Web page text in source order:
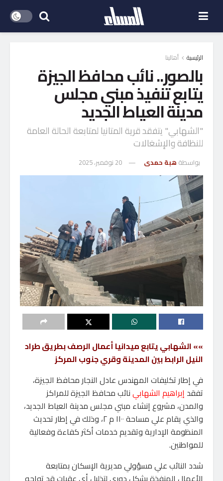
الرئيسية أهالينا
بالصور.. نائب محافظ الجيزة
يتابع تنفيذ مبني مجلس
مدينة العياط الجديد
"الشهابي" يتفقد قرية المتانيا لمتابعة الحالة العامة
للنظافة والإشغالات
بواسطة هبة حمدى 20 نوفمبر، 2025
»» الشهابي يتابع ميدانيا أعمال الرصف بطريق طراد
النيل الرابط بين المدينة وقري جنوب المركز
في إطار تكليفات المهندس عادل النجار محافظ الجيزة،
تفقد إبراهيم الشهابينائب محافظ الجيزة للمراكز
والمدن، مشروع إنشاء مبني مجلس مدينة العياط الجديد،
والذي يقام علي مساحة ١١٠٠ م ٢، وذلك في إطار تحديث
المنظومة الإدارية وتقديم خدمات أكثر كفاءة وفعالية
للمواطنين.
شدد النائب علي مسؤولي مديرية الإسكان بمتابعة